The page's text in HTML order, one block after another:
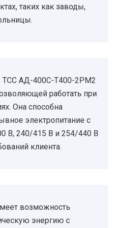
таких как заводы,
ТСС АД-400С-Т400-2РМ2
работать при
Она способна
электропитание с
В, 240/415 В и 254/440 В
клиента.
возможность
энергию с